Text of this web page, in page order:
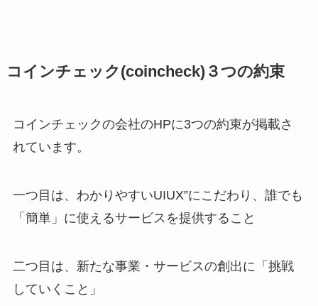
コインチェック (coincheck)３つの約束
コインチェックの会社のHPに3つの約束が掲載さ
れています。
一つ目は、わかりやすいUIUX”にこだわり、誰でも
「簡単」に使えるサービスを提供すること
二つ目は、新たな事業・サービスの創出に「挑戦
していくこと」